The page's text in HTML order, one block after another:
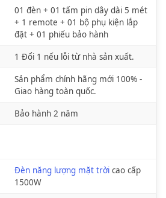
01 đèn + 01 tấm pin dây dài 5 mét
+ 1 remote + 01 bộ phụ kiện lắp
đặt + 01 phiếu bảo hành
1 Đổi 1 nếu lỗi từ nhà sản xuất.
Sản phẩm chính hãng mới 100% -
Giao hàng toàn quốc.
Bảo hành 2 năm
Đèn năng lượng mặt trời cao cấp
1500W